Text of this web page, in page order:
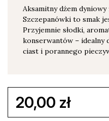
Aksamitny dżem
Szczepanówki to smak
Przyjemnie słodki,
konserwantów – idealny
ciast i porannego
20,00 zł